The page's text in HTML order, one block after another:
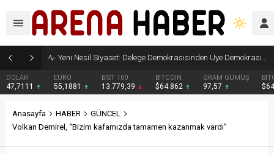
Yeni Nesil Siyaset: Delege Demokrasisinden Üye Demokrasisine
DOLAR
47,7111
EURO
55,1881
BIST 100
13.779,39
BITCOIN
$64.862
GRAM GÜMÜŞ
97,57
Anasayfa HABER
GÜNCEL
Volkan Demirel, “Bizim kafamızda tamamen kazanmak vardı”